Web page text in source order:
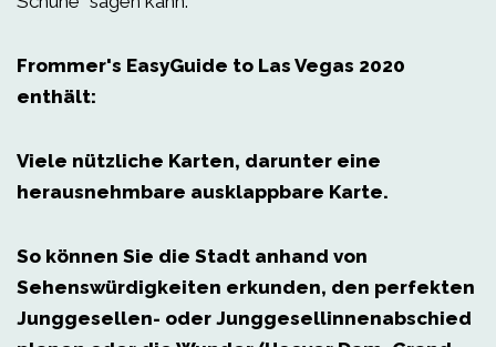
Frommer's EasyGuide to Las Vegas 2020
enthält:
Viele nützliche Karten, darunter eine
herausnehmbare ausklappbare Karte.
So können Sie die Stadt anhand von
Sehenswürdigkeiten erkunden, den perfekten
Junggesellen- oder Junggesellinnenabschied